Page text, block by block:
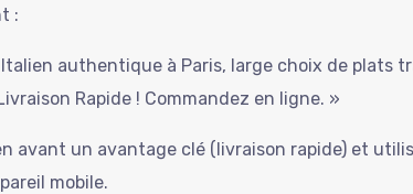
:
authentique à Paris, large choix de plats
Rapide ! Commandez en ligne. »
avant un avantage clé (livraison rapide) et
mobile.